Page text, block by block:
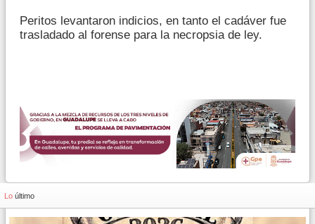
Peritos levantaron indicios, en tanto el cadáver fue
trasladado al forense para la necropsia de ley.
Lo último